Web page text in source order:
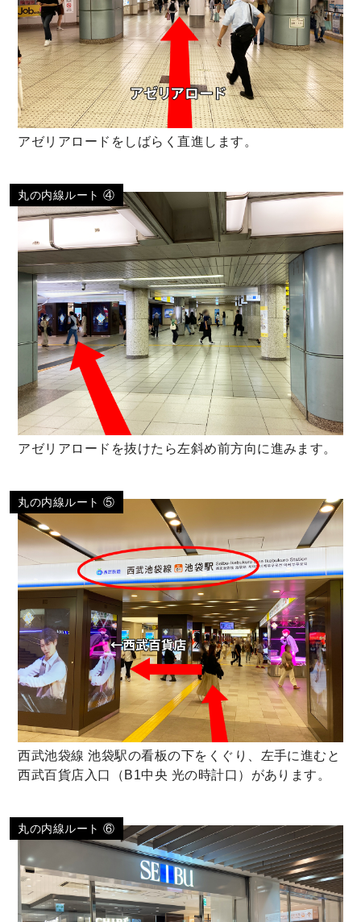
アゼリアロードをしばらく直進します。
丸の内線ルート ④
アゼリアロードを抜けたら左斜め前方向に進みます。
丸の内線ルート ⑤
西武池袋線 池袋駅の看板の下をくぐり、左手に進むと
西武百貨店入口（B1中央 光の時計口）があります。
丸の内線ルート ⑥